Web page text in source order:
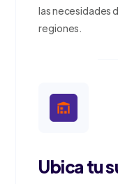
las necesidades
regiones.
Ubica tu